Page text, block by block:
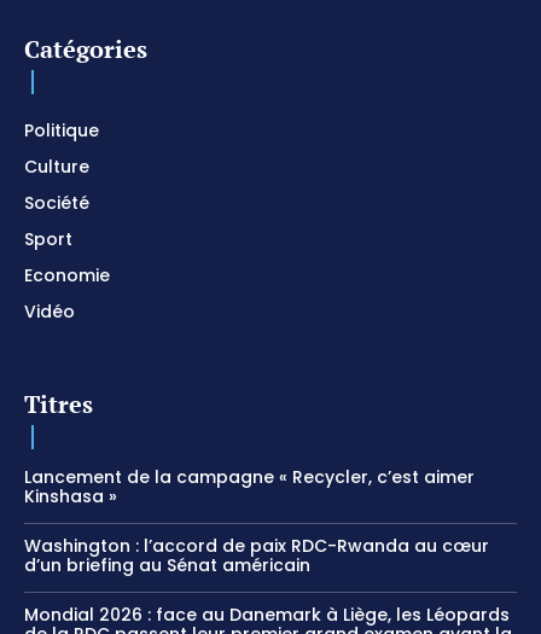
Catégories
Politique
Culture
Société
Sport
Economie
Vidéo
Titres
Lancement de la campagne « Recycler, c’est aimer
Kinshasa »
Washington : l’accord de paix RDC-Rwanda au cœur
d’un briefing au Sénat américain
Mondial 2026 : face au Danemark à Liège, les Léopards